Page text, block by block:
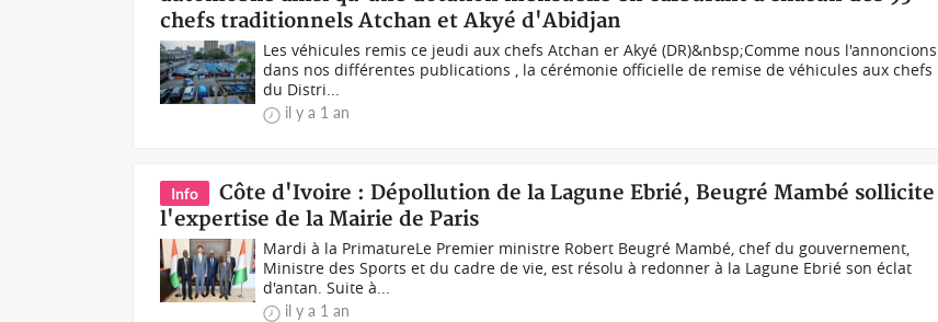
chefs traditionnels Atchan et Akyé d'Abidjan
Les véhicules remis ce jeudi aux chefs Atchan er Akyé (DR)&nbsp;Comme nous l'annoncions
dans nos différentes publications , la cérémonie officielle de remise de véhicules aux chefs
du Distri...
il y a 1 an
Info
Côte d'Ivoire : Dépollution de la Lagune Ebrié, Beugré Mambé sollicite
l'expertise de la Mairie de Paris
Mardi à la PrimatureLe Premier ministre Robert Beugré Mambé, chef du gouvernement,
Ministre des Sports et du cadre de vie, est résolu à redonner à la Lagune Ebrié son éclat
d'antan. Suite à...
il y a 1 an